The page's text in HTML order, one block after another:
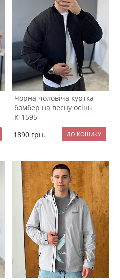
Чорна чоловіча куртка
бомбер на весну осінь
К-1595
1890 грн.